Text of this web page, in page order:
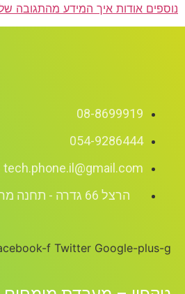
נוספים אודות איך המידע מהתגובה
08-8699919
054-9286444
tech.phone.il@gmail.com
הרצל 66 גדרה - תחנה מרכזית אגד
f Twitter Google-plus-g